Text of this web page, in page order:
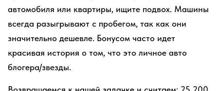
автомобиля или квартиры, ищите подвох. Машины
всегда разыгрывают с пробегом, так как они
значительно дешевле. Бонусом часто идет
красивая история о том, что это личное авто
блогера/звезды.